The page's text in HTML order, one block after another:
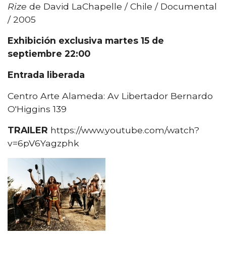
Rize de David LaChapelle / Chile / Documental
/ 2005
Exhibición exclusiva martes 15 de
septiembre 22:00
Entrada liberada
Centro Arte Alameda: Av Libertador Bernardo
O'Higgins 139
TRAILER https://www.youtube.com/watch?
v=6pV6Yagzphk